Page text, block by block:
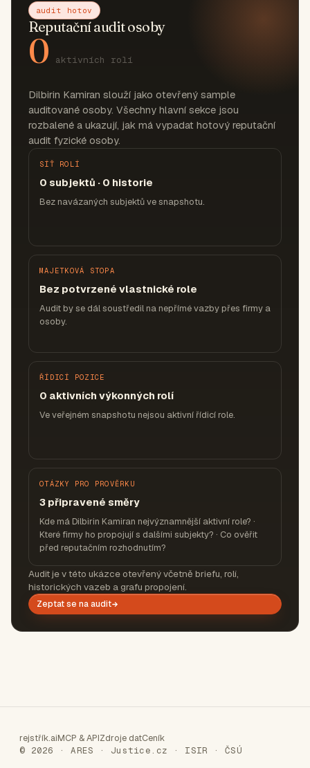
audit hotov
Reputační audit osoby
0 aktivních rolí
Dilbirin Kamiran slouží jako otevřený sample
auditované osoby. Všechny hlavní sekce jsou
rozbalené a ukazují, jak má vypadat hotový reputační
audit fyzické osoby.
SÍŤ ROLÍ
0 subjektů · 0 historie
Bez navázaných subjektů ve snapshotu.
MAJETKOVÁ STOPA
Bez potvrzené vlastnické role
Audit by se dál soustředil na nepřímé vazby přes firmy a
osoby.
ŘÍDICÍ POZICE
0 aktivních výkonných rolí
Ve veřejném snapshotu nejsou aktivní řídicí role.
OTÁZKY PRO PROVĚRKU
3 připravené směry
Kde má Dilbirin Kamiran nejvýznamnější aktivní role? ·
Které firmy ho propojují s dalšími subjekty? · Co ověřit
před reputačním rozhodnutím?
Audit je v této ukázce otevřený včetně briefu, rolí,
historických vazeb a grafu propojení.
Zeptat se na audit
rejstřík.aiMCP & APIZdroje datCeník
© 2026 · ARES · Justice.cz · ISIR · ČSÚ